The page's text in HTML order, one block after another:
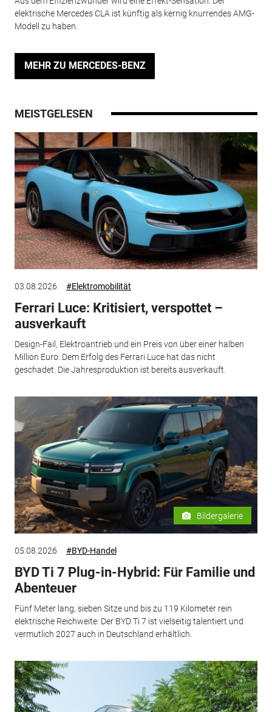
elektrische Mercedes CLA ist künftig als kernig knurrendes AMG-
Modell zu haben.
MEHR ZU MERCEDES-BENZ
MEISTGELESEN
03.08.2026 #Elektromobilität
Ferrari Luce: Kritisiert, verspottet –
ausverkauft
Design-Fail, Elektroantrieb und ein Preis von über einer halben
Million Euro: Dem Erfolg des Ferrari Luce hat das nicht
geschadet. Die Jahresproduktion ist bereits ausverkauft.
Bildergalerie
05.08.2026 #BYD-Handel
BYD Ti 7 Plug-in-Hybrid: Für Familie und
Abenteuer
Fünf Meter lang, sieben Sitze und bis zu 119 Kilometer rein
elektrische Reichweite: Der BYD Ti 7 ist vielseitig talentiert und
vermutlich 2027 auch in Deutschland erhältlich.